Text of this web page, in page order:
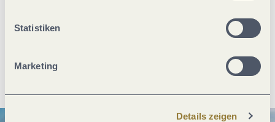
Statistiken
Marketing
Details zeigen
PDF erzeugen